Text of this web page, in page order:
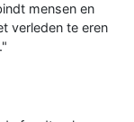
mensen en
verleden te eren